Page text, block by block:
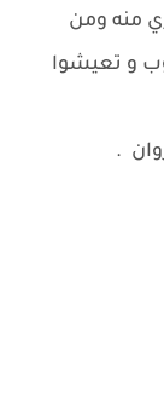
منه ومن
و تعيشوا
.